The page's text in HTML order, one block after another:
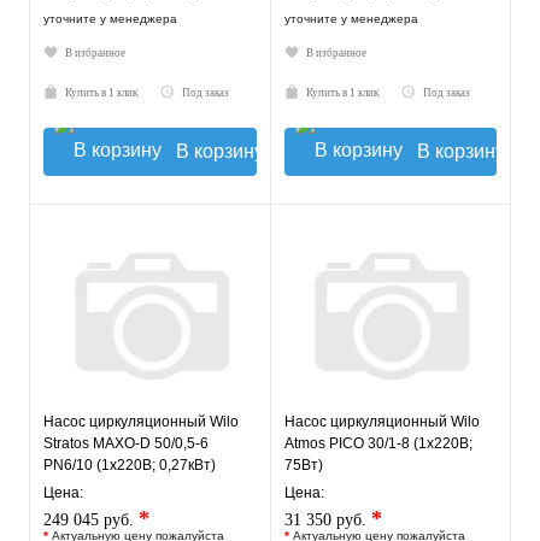
уточните у менеджера
В избранное
Купить в 1 клик Под заказ
В корзину
уточните у менеджера
В избранное
Купить в 1 клик Под заказ
В корзину
Насос циркуляционный Wilo
Stratos MAXO-D 50/0,5-6
PN6/10 (1х220В; 0,27кВт)
Цена:
249 045 руб. *
* Актуальную цену пожалуйста
Насос циркуляционный Wilo
Atmos PICO 30/1-8 (1х220В;
75Вт)
Цена:
31 350 руб. *
* Актуальную цену пожалуйста